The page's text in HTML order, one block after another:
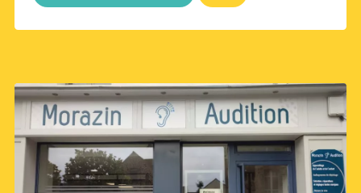
L'audiométrie pour affiner les
À l’analyse statistique sur les audiométries a
succédé la collecte des données vestibulaires.
Les tests ont reposé sur l’observation du
nystagmus, un mouvement réflexe des yeux
servant à la stabilisation du regard lors des